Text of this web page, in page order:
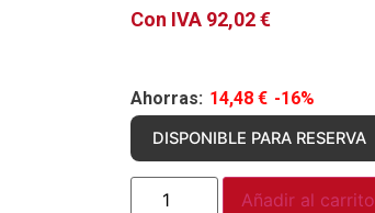
Con IVA 92,02€
Ahorras: 14,48 € -16%
DISPONIBLE PARA RESERVA
Añadir al carrito